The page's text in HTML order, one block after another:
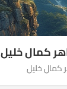
كمال خليل
كمال خليل